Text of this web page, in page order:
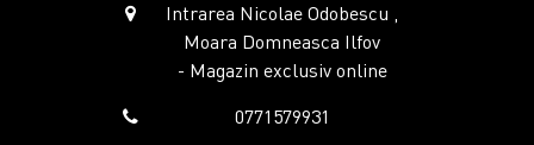
Intrarea Nicolae Odobescu ,
Moara Domneasca Ilfov
- Magazin exclusiv online
0771579931